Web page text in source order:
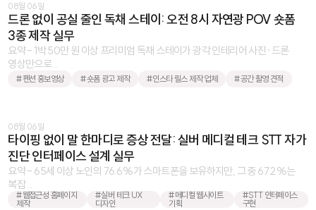
08월 06일
드론 없이 공실 줄인 독채 스테이: 오전 8시 자연광 POV 숏폼
3종 제작 실무
요약 - 1박 50만 원 이상 프리미엄 독채 스테이가 광각 인테리어 사진·드론
영상만으로 ...
#펜션 홍보영상 #숏폼 광고 제작 #인스타 릴스 제작 업체 #공간 촬영 견적
08월 06일
타이핑 없이 말 한마디로 증상 전달: 실버 메디컬 테크 STT 자가
진단 인터페이스 설계 실무
요약 - 65세 이상 노인의 76.6%가 스마트폰을 보유하지만, 그 중 67.2%는
복잡 ...
#웹접근성 홈페이지
제작
#실버 테크 UX
디자인
#메디컬 웹사이트
기획
#STT 인터페이스
구현